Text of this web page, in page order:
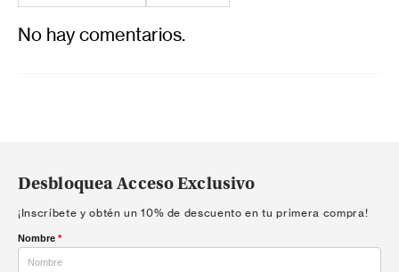
No hay comentarios.
Desbloquea Acceso Exclusivo
¡Inscríbete y obtén un 10% de descuento en tu primera compra!
Nombre *